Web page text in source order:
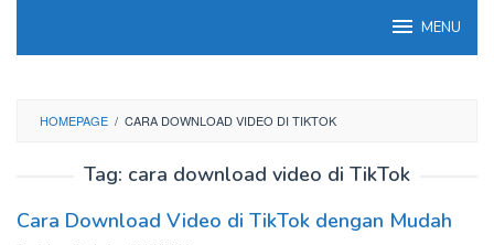
MENU
HOMEPAGE / CARA DOWNLOAD VIDEO DI TIKTOK
Tag: cara download video di TikTok
Cara Download Video di TikTok dengan Mudah